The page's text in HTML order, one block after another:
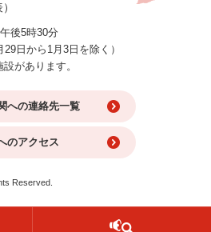
後5時30分
日から1月3日を除く）
があります。
への連絡先一覧
のアクセス
Reserved.